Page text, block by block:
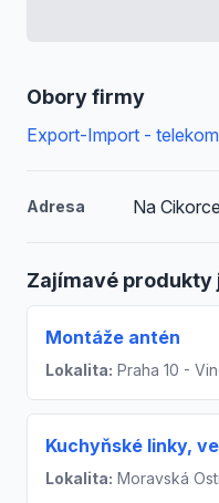
Obory firmy
Export-Import -
Adresa Na
Zajímavé produkty
Montáže antén
Lokalita: Praha 10 -
Kuchyňské linky,
Lokalita: Moravská